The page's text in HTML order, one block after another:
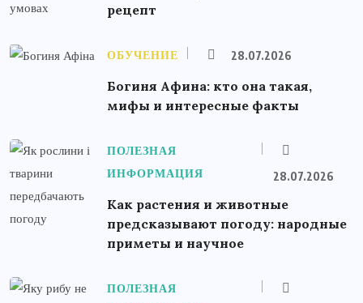
рецепт
ОБУЧЕНИЕ 28.07.2026
Богиня Афина: кто она такая,
мифы и интересные факты
ПОЛЕЗНАЯ
ИНФОРМАЦИЯ
28.07.2026
Как растения и животные
предсказывают погоду: народные
приметы и научное
ПОЛЕЗНАЯ